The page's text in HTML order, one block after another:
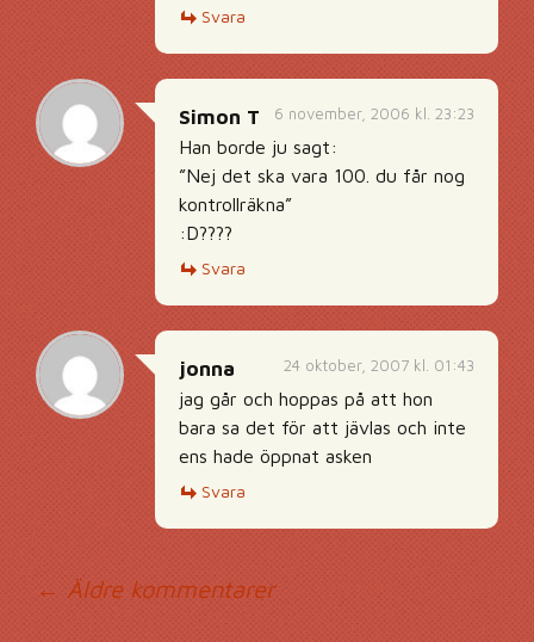
Svara
6 november, 2006 kl. 23:23
Simon T
Han borde ju sagt:
”Nej det ska vara 100. du får nog
kontrollräkna”
:D????
Svara
24 oktober, 2007 kl. 01:43
jonna
jag går och hoppas på att hon
bara sa det för att jävlas och inte
ens hade öppnat asken
Svara
← Äldre kommentarer